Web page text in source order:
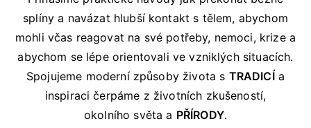
splíny a navázat hlubší kontakt s tělem, abychom
mohli včas reagovat na své potřeby, nemoci, krize a
abychom se lépe orientovali ve vzniklých situacích.
Spojujeme moderní způsoby života s TRADICÍa
inspiraci čerpáme z životních zkušeností,
okolního světa a PŘÍRODY.